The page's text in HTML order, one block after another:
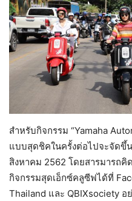
สำหรับกิจกรรม “Yamaha
แบบสุดชิคในครั้งต่อไปจะจัดขึ้
สิงหาคม 2562 โดยสารมารถคิ
กิจกรรมสุดเอ็กซ์คลูซีฟได้ที่
Thailand และ QBIXsociety อ